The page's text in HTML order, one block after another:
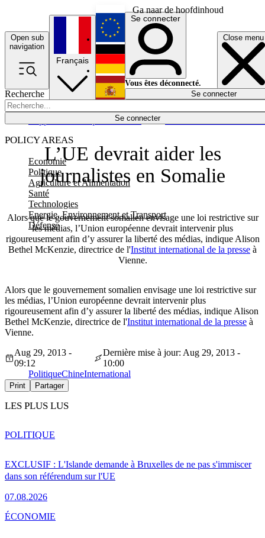
Ga naar de hoofdinhoud
Open sub
navigation
Close menu
Recherche
Se connecter
POLICY AREAS
Economie
Politique
Agriculture et Alimentation
Santé
Technologies
Energie, Environnement et Transport
Défense
Économie
Français
English
Deutsch
Español
Se connecter
Vous êtes déconnecté.
Se connecter
L’UE devrait aider les
journalistes en Somalie
Alors que le gouvernement somalien envisage une loi restrictive sur
les médias, l’Union européenne devrait intervenir plus
rigoureusement afin d’y assurer la liberté des médias, indique Alison
Bethel McKenzie, directrice de l'Institut international de la presse à
Vienne.
Alors que le gouvernement somalien envisage une loi restrictive sur
les médias, l’Union européenne devrait intervenir plus
rigoureusement afin d’y assurer la liberté des médias, indique Alison
Bethel McKenzie, directrice de l'Institut international de la presse à
Vienne.
Aug 29, 2013 -
09:12
Dernière mise à jour: Aug 29, 2013 -
10:00
PolitiqueChineInternational
Print Partager
LES PLUS LUS
EXCLUSIF : L'Islande demande à Bruxelles de ne pas s'immiscer
dans son référendum sur l'UE
07.08.2026
POLITIQUE
ÉCONOMIE